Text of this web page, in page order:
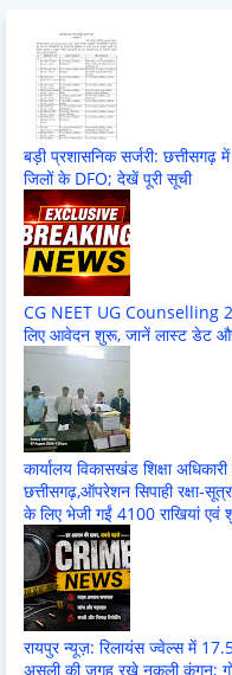
बड़ी प्रशासनिक सर्जरी:
जिलों के DFO; देखें पूरी सूची
CG NEET UG Counselling
लिए आवेदन शुरू, जानें लास्ट डेट
कार्यालय विकासखंड शिक्षा
छत्तीसगढ़,ऑपरेशन सिपाही रक्षा-
के लिए भेजी गईं 4100 राखियां एवं
रायपुर न्यूज़: रिलायंस ज्वेल्स में
असली की जगह रखे नकली कंगन;